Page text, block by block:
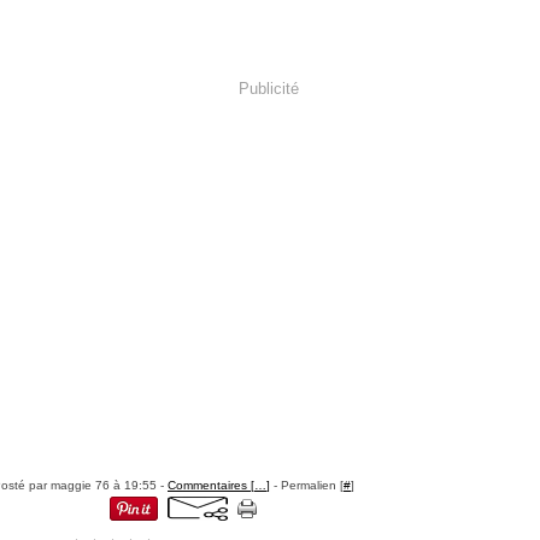
Publicité
par maggie 76 à 19:55 - Commentaires [ ] - Permalien [#]